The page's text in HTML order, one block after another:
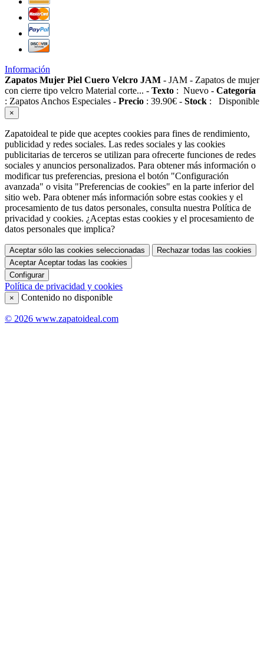
Información
Zapatos Mujer Piel Cuero Velcro JAM - JAM - Zapatos de mujer
con cierre tipo velcro Material corte... - Texto : Nuevo - Categoría
: Zapatos Anchos Especiales - Precio : 39.90€ - Stock : Disponible
×
Zapatoideal te pide que aceptes cookies para fines de rendimiento,
publicidad y redes sociales. Las redes sociales y las cookies
publicitarias de terceros se utilizan para ofrecerte funciones de redes
sociales y anuncios personalizados. Para obtener más información o
modificar tus preferencias, presiona el botón "Configuración
avanzada" o visita "Preferencias de cookies" en la parte inferior del
sitio web. Para obtener más información sobre estas cookies y el
procesamiento de tus datos personales, consulta nuestra Política de
privacidad y cookies. ¿Aceptas estas cookies y el procesamiento de
datos personales que implica?
Aceptar sólo las cookies seleccionadas
Rechazar todas las cookies
Aceptar Aceptar todas las cookies
Configurar
Política de privacidad y cookies
× Contenido no disponible
© 2026 www.zapatoideal.com